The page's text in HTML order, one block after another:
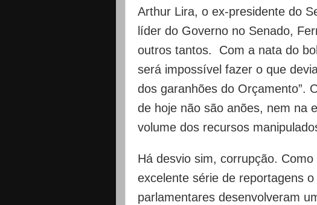
Arthur Lira, o ex-presidente do
líder do Governo no Senado,
outros tantos. Com a nata do
será impossível fazer o que
dos garanhões do Orçamento”.
de hoje não são anões, nem na
volume dos recursos
Há desvio sim, corrupção.
excelente série de reportagens
parlamentares desenvolveram